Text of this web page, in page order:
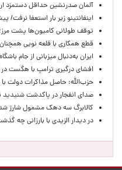
آلمان صدرنشین حداقل دستمزد
اینفانتینو زیر بار استعفا نرفت/
توقف طولانی کامیون‌ها پشت
قطع همکاری با قلعه نویی
ایران به‌دنبال میزبانی از جام
افشای درگیری ترامپ با هگست
حزب‌الله: حاصل مذاکرات دولت
صدای انفجار در پاکدشت شنیدید
کالابرگ سه دهک مشمول شارژ
در دیدار الزیدی با بارزانی چه